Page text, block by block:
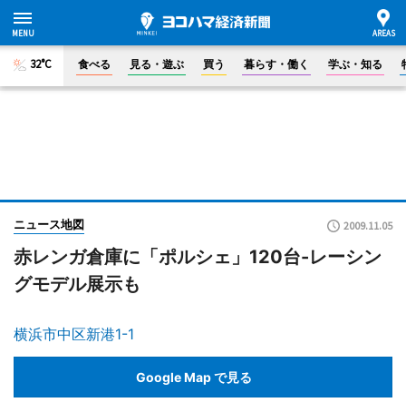
32°C 食べる 見る・遊ぶ 買う 暮らす・働く 学ぶ・知る
ニュース地図 2009.11.05
赤レンガ倉庫に「ポルシェ」120台-レーシン
グモデル展示も
横浜市中区新港1-1
Google Map で見る